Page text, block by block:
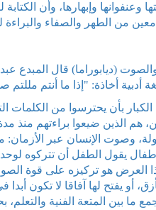
وعنفوانها وإبهارها، وأن
من الطهر والصفاء والبراءة
(ديابوراما) قال المبدع عبد
أدبية أخاذة: "إذا ما أنتم مللتم
بأن يحترسوا من الكلمات
هم الذين ضيعوا براءتهم منذ
وصوت الإنسان عبر الأزمان:
يقول الطفل أن تتركوه لوحده
العرض هو تركيزه على قوة
أو يفتح لها آفاقا لا تكون
ما بين المتعة الفنية